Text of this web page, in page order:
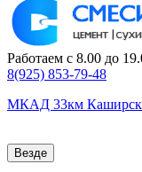
Работаем с 8.00 до
8(925) 853-79-48
МКАД 33км
Везде